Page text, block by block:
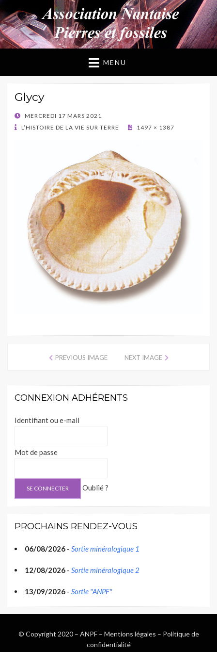
ANPF
Association Nantaise Pierres et Fossiles
MENU
Glycy
POSTED
ON
MERCREDI 17 MARS 2021
L’HISTOIRE DE LA VIE SUR TERRE
1497 × 1387
PREVIOUS IMAGE NEXT IMAGE
CONNEXION ADHÉRENTS
Identifiant ou e-mail
Mot de passe
Oublié ?
PROCHAINS RENDEZ-VOUS
06/08/2026 - Sortie minéralogique 1
12/08/2026 - Sortie minéralogique 2
13/09/2026 - Sortie "ANPF"
© Copyright 2020 – ANPF– Mentions légales – Politique de
confidentialité